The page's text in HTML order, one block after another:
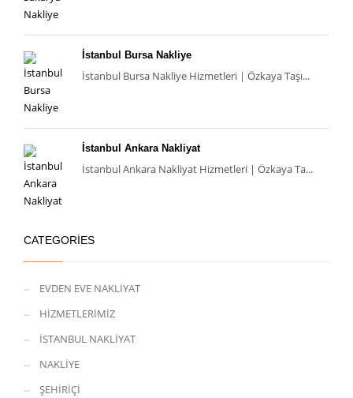
İstanbul Bursa Nakliye
İstanbul Bursa Nakliye Hizmetleri | Özkaya Taşı...
İstanbul Ankara Nakliyat
İstanbul Ankara Nakliyat Hizmetleri | Özkaya Ta...
CATEGORIES
EVDEN EVE NAKLİYAT
HİZMETLERİMİZ
İSTANBUL NAKLİYAT
NAKLİYE
ŞEHİRİÇİ